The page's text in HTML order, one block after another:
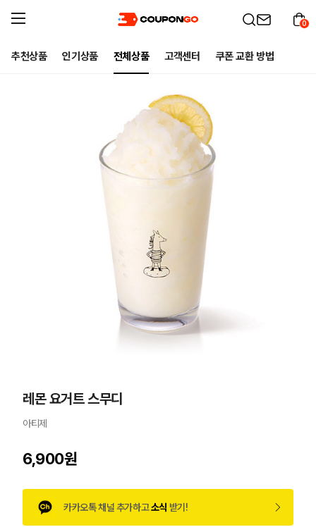
추천상품 인기상품 전체상품 고객센터 쿠폰 교환 방법
0
레몬 요거트 스무디
아티제
6,900원
카카오톡 채널 추가하고소식 받기!